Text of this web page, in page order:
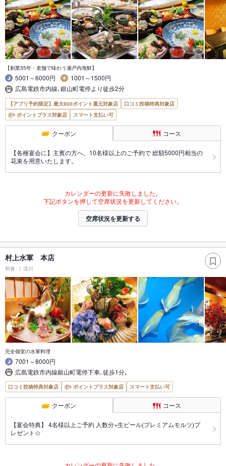
【創業35年・老舗で味わう瀬戸内海鮮】
5001～6000円
1001～1500円
広島電鉄市内線､銀山町電停より徒歩2分
【アプリ予約限定】最大800ポイント還元対象店
口コミ投稿特典対象店
ポイントプラス対象店
スマート支払い可
クーポン コース
【各種宴会に】主賓の方へ、10名様以上のご予約で 総額5000円相当の
花束を用意いたします。
カレンダーの更新に失敗しました。
下記ボタンを押して空席状況を更新してください。
空席状況を更新する
村上水軍 本店
和食 流川
完全個室の水軍料理
7001～8000円
広島電鉄市内線銀山町電停下車､徒歩1分｡
口コミ投稿特典対象店 ポイントプラス対象店 スマート支払い可
クーポン コース
【宴会特典】 4名様以上ご予約 人数分×生ビール(プレミアムモルツ)プ
レゼント☆